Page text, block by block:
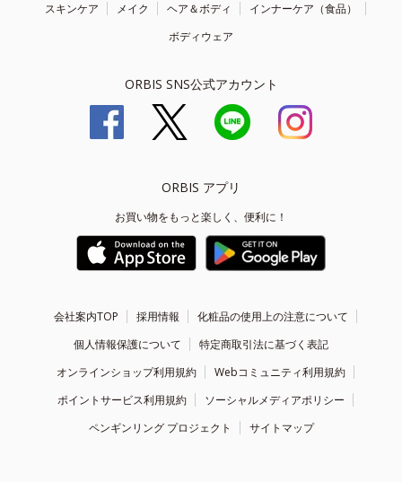
スキンケア メイク ヘア＆ボディ
インナーケア（食品）
ボディウェア
ORBIS SNS公式アカウント
ORBIS アプリ
お買い物をもっと楽しく、便利に！
会社案内TOP 採用情報
化粧品の使用上の注意について
個人情報保護について
特定商取引法に基づく表記
オンラインショップ利用規約
Webコミュニティ利用規約
ポイントサービス利用規約
ソーシャルメディアポリシー
ペンギンリング プロジェクト
サイトマップ